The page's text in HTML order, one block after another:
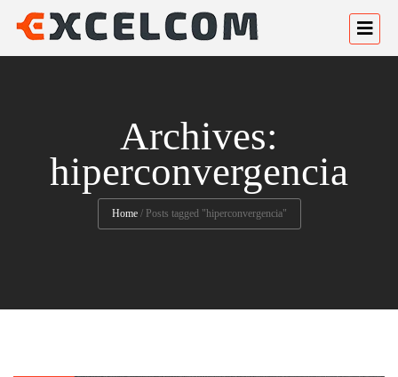
Archives:
hiperconvergencia
Home / Posts tagged "hiperconvergencia"